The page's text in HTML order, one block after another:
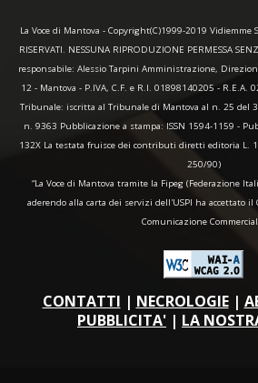
La Voce di Mantova - Copyright(C)1999-2019 Vidiemme
RISERVATI. NESSUNA RIPRODUZIONE PERMESSA
responsabile: Alessio Tarpini Amministrazione,
12 - Mantova - P.IVA, C.F. e R.I. 01898140205 - R.E.A.
Tribunale: iscritta al Tribunale di Mantova al n. 25 del
n. 9363 Pubblicazione a stampa: ISSN 1594-1159 -
132X La testata fruisce dei contributi diretti editoria L.
250/90)
“La Voce di Mantova tramite la Fipeg (Federazione
aderendo alla carta dei servizi dell'USPI ha accettato
Comunicazione
CONTATTI | NECROLOGIE|
PUBBLICITA' | LA